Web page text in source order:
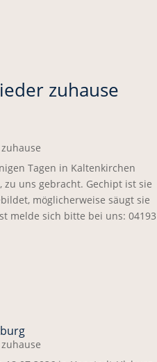
zuhause
Tagen in Kaltenkirchen
zu uns gebracht. Gechipt ist sie
möglicherweise säugt sie
melde sich bitte bei uns: 04193